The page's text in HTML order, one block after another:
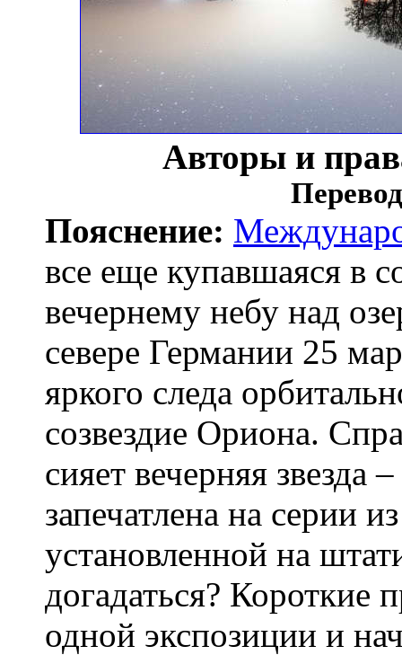
Авторы и
Пояснение:
все еще купавшаяся в
вечернему небу над
севере Германии 25
яркого следа
созвездие Ориона.
сияет вечерняя звезда
запечатлена на серии
установленной на
догадаться?
одной экспозиции и